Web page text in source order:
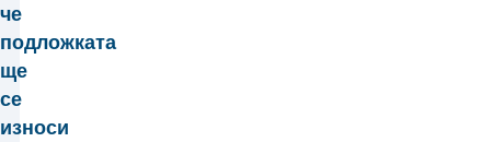
че
подложката
ще
се
износи